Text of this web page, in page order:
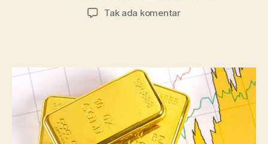
artikel
Tak ada komentarpada
Emas
Diramal
Naik
Pekan
Ini